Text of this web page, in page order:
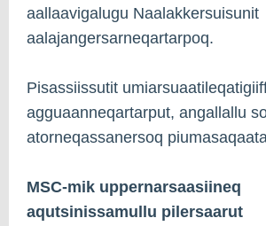
aallaavigalugu Naalakkersuisunit
aalajangersarneqartarpoq.
Pisassiissutit
agguaanneqartarput, angallallu
atorneqassanersoq
MSC-mik uppernarsaasiineq
aqutsinissamullu pilersaarut